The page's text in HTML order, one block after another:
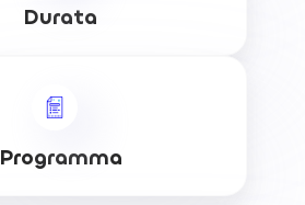
Durata
Programma